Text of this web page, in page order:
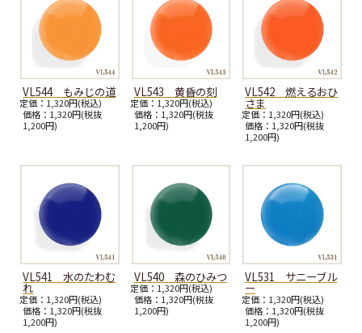
VL544 もみじの道
定価：1,320円(税込)
価格：1,320円(税抜
1,200円)
VL543 黄昏の刻
定価：1,320円(税込)
価格：1,320円(税抜
1,200円)
VL542 燃えるおひ
さま
定価：1,320円(税込)
価格：1,320円(税抜
1,200円)
VL541 水のたわむ
れ
定価：1,320円(税込)
価格：1,320円(税抜
1,200円)
VL540 森のひみつ
定価：1,320円(税込)
価格：1,320円(税抜
1,200円)
VL531 サニーブル
ー
定価：1,320円(税込)
価格：1,320円(税抜
1,200円)